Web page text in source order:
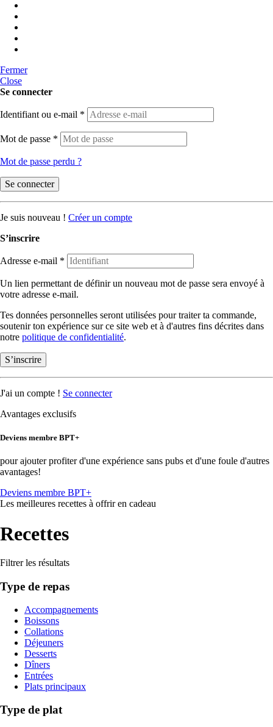
Fermer
Close
Se connecter
Identifiant ou e-mail *
Mot de passe *
Mot de passe perdu ?
Se connecter
Je suis nouveau ! Créer un compte
S’inscrire
Adresse e-mail *
Un lien permettant de définir un nouveau mot de passe sera envoyé à
votre adresse e-mail.
Tes données personnelles seront utilisées pour traiter ta commande,
soutenir ton expérience sur ce site web et à d'autres fins décrites dans
notre politique de confidentialité.
S’inscrire
J'ai un compte ! Se connecter
Avantages exclusifs
Deviens membre BPT+
pour ajouter profiter d'une expérience sans pubs et d'une foule d'autres
avantages!
Deviens membre BPT+
Les meilleures recettes à offrir en cadeau
Recettes
Filtrer les résultats
Type de repas
Accompagnements
Boissons
Collations
Déjeuners
Desserts
Dîners
Entrées
Plats principaux
Type de plat